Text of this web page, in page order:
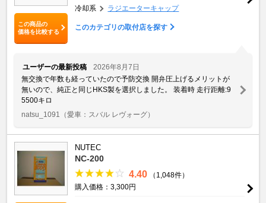
この商品の
価格を比較する
冷却系 ラジエーターキャップ
このカテゴリの取付店を探す
ユーザーの最新投稿
2026年8月7日
無交換で年数も経っていたので予防交換 開弁圧上げるメリットが
無いので、純正と同じHKS製を選択しました。 装着時 走行距離:9
5500キロ
natsu_1091
（愛車：スバル レヴォーグ）
NUTEC
NC-200
4.40
（1,048件）
購入価格：3,300円